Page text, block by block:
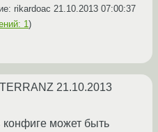
rikardoac 21.10.2013 07:00:37
1)
21.10.2013
конфиге может быть